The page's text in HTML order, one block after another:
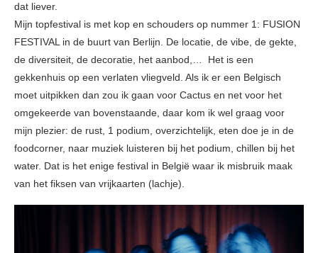
dat liever.
Mijn topfestival is met kop en schouders op nummer 1: FUSION
FESTIVAL in de buurt van Berlijn. De locatie, de vibe, de gekte,
de diversiteit, de decoratie, het aanbod,… Het is een
gekkenhuis op een verlaten vliegveld. Als ik er een Belgisch
moet uitpikken dan zou ik gaan voor Cactus en net voor het
omgekeerde van bovenstaande, daar kom ik wel graag voor
mijn plezier: de rust, 1 podium, overzichtelijk, eten doe je in de
foodcorner, naar muziek luisteren bij het podium, chillen bij het
water. Dat is het enige festival in België waar ik misbruik maak
van het fiksen van vrijkaarten (lachje).